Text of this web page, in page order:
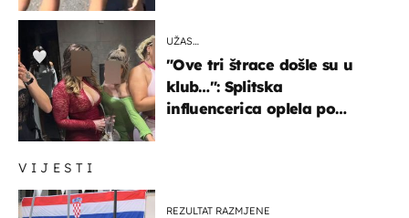
VIJESTI
REZULTAT RAZMJENE
UŽAS…
"Ove tri štrace došle su u
klub…": Splitska
influencerica oplela po